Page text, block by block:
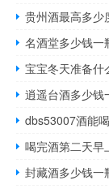
贵州酒最高多少
名酒堂多少钱一
宝宝冬天准备什
逍遥台酒多少钱
dbs53007酒能
喝完酒第二天早
封藏酒多少钱一